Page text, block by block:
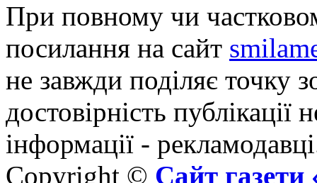
При повному чи
посилання на сайт
не завжди поділяє точку
достовірність публікації
інформації -
Copyright © Сайт